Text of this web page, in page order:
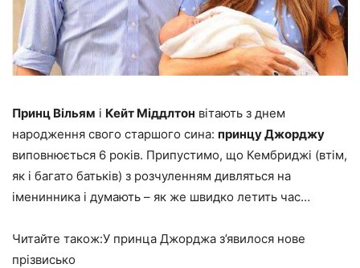
Принц Вільям і Кейт Міддлтон вітають з днем
народження свого старшого сина: принцу Джорджу
виповнюється 6 років. Припустимо, що Кембриджі (втім,
як і багато батьків) з розчуленням дивляться на
іменинника і думають – як же швидко летить час…
Читайте також:У принца Джорджа з’явилося нове
прізвисько